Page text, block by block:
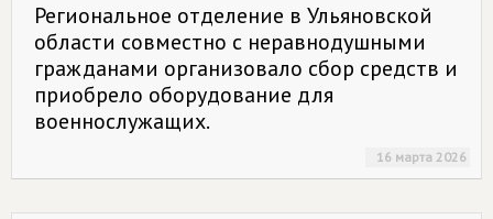
Региональное отделение в Ульяновской
области совместно с неравнодушными
гражданами организовало сбор средств и
приобрело оборудование для
военнослужащих.
16 марта 2026